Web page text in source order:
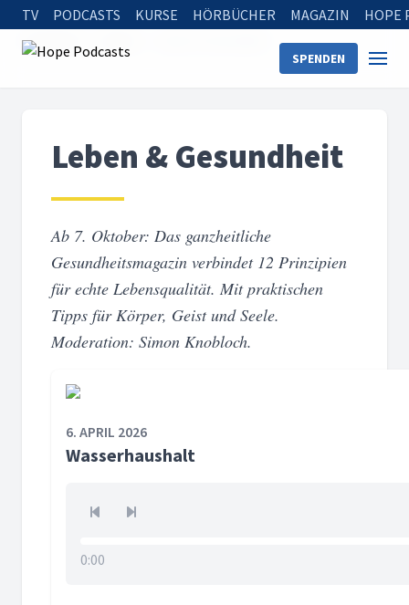
TV PODCASTS KURSE HÖRBÜCHER MAGAZIN HOPE
SPENDEN
Startseite
Leben & Gesundheit
Ab 7. Oktober: Das ganzheitliche
Gesundheitsmagazin verbindet 12 Prinzipien
für echte Lebensqualität. Mit praktischen
Tipps für Körper, Geist und Seele.
Moderation: Simon Knobloch.
6. APRIL 2026
Wasserhaushalt
0:00